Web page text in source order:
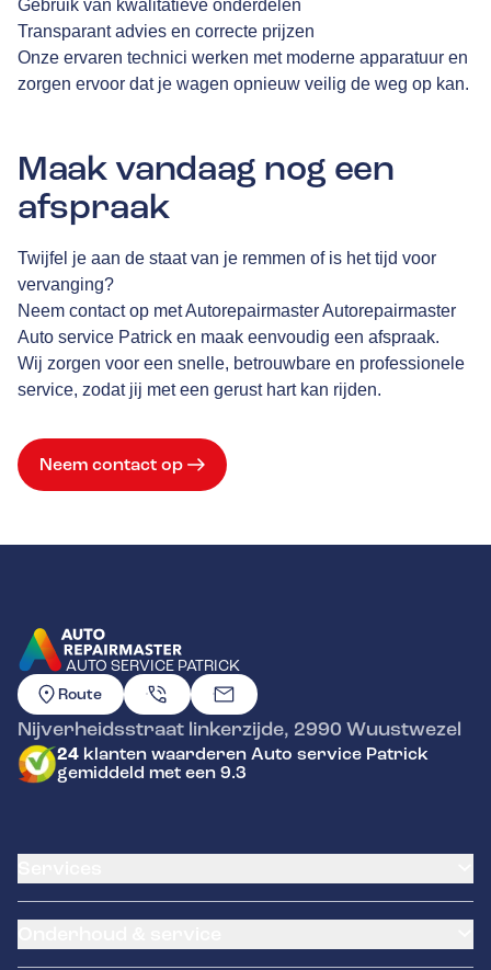
Gebruik van kwalitatieve onderdelen
Transparant advies en correcte prijzen
Onze ervaren technici werken met moderne apparatuur en
zorgen ervoor dat je wagen opnieuw veilig de weg op kan.
Maak vandaag nog een
afspraak
Twijfel je aan de staat van je remmen of is het tijd voor
vervanging?
Neem contact op met Autorepairmaster Autorepairmaster
Auto service Patrick en maak eenvoudig een afspraak.
Wij zorgen voor een snelle, betrouwbare en professionele
service, zodat jij met een gerust hart kan rijden.
Neem contact op
AUTO SERVICE PATRICK
GA NAAR DE HOMEPAGINA
Route
Nijverheidsstraat linkerzijde, 2990 Wuustwezel
24 klanten waarderen Auto service Patrick
gemiddeld met een 9.3
Pechhulp